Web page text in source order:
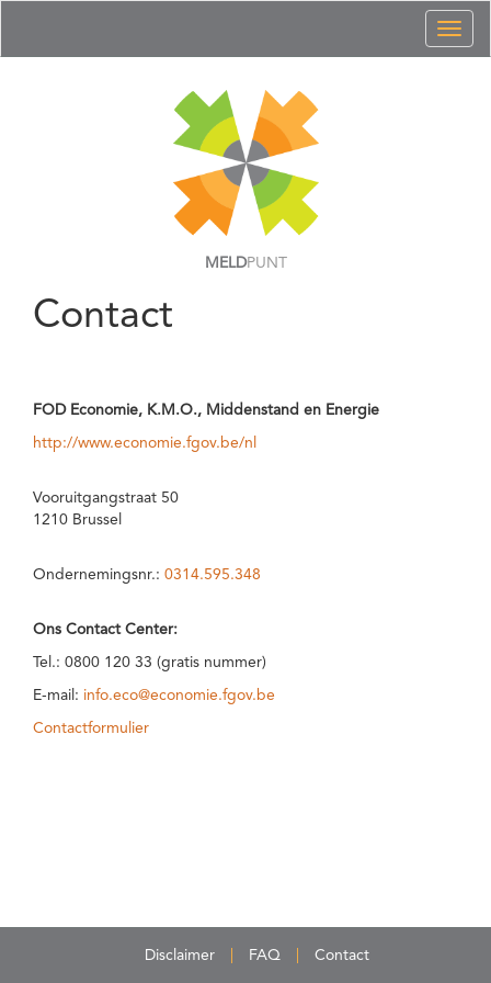
MELDPUNT
Contact
FOD Economie, K.M.O., Middenstand en Energie
http://www.economie.fgov.be/nl
Vooruitgangstraat 50
1210 Brussel
Ondernemingsnr.: 0314.595.348
Ons Contact Center:
Tel.: 0800 120 33 (gratis nummer)
E-mail: info.eco@economie.fgov.be
Contactformulier
Disclaimer FAQ Contact